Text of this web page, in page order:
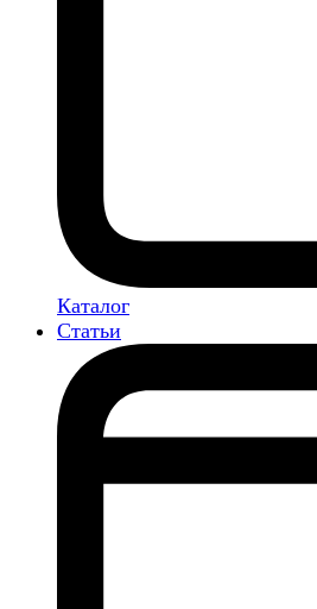
Каталог
Статьи